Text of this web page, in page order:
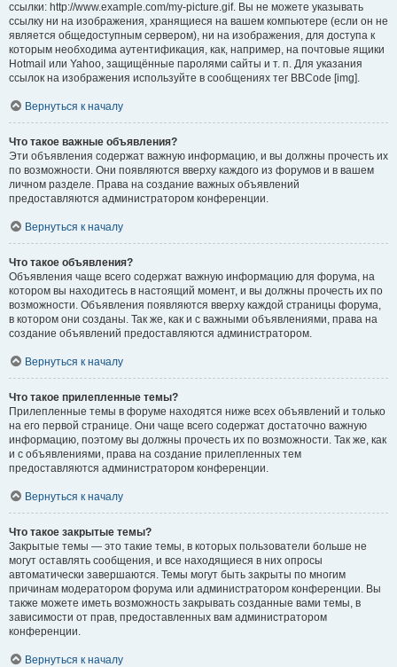
ссылки: http://www.example.com/my-picture.gif. Вы не можете указывать
ссылку ни на изображения, хранящиеся на вашем компьютере (если он не
является общедоступным сервером), ни на изображения, для доступа к
которым необходима аутентификация, как, например, на почтовые ящики
Hotmail или Yahoo, защищённые паролями сайты и т. п. Для указания
ссылок на изображения используйте в сообщениях тег BBCode [img].
Вернуться к началу
Что такое важные объявления?
Эти объявления содержат важную информацию, и вы должны прочесть их
по возможности. Они появляются вверху каждого из форумов и в вашем
личном разделе. Права на создание важных объявлений
предоставляются администратором конференции.
Вернуться к началу
Что такое объявления?
Объявления чаще всего содержат важную информацию для форума, на
котором вы находитесь в настоящий момент, и вы должны прочесть их по
возможности. Объявления появляются вверху каждой страницы форума,
в котором они созданы. Так же, как и с важными объявлениями, права на
создание объявлений предоставляются администратором.
Вернуться к началу
Что такое прилепленные темы?
Прилепленные темы в форуме находятся ниже всех объявлений и только
на его первой странице. Они чаще всего содержат достаточно важную
информацию, поэтому вы должны прочесть их по возможности. Так же, как
и с объявлениями, права на создание прилепленных тем
предоставляются администратором конференции.
Вернуться к началу
Что такое закрытые темы?
Закрытые темы — это такие темы, в которых пользователи больше не
могут оставлять сообщения, и все находящиеся в них опросы
автоматически завершаются. Темы могут быть закрыты по многим
причинам модератором форума или администратором конференции. Вы
также можете иметь возможность закрывать созданные вами темы, в
зависимости от прав, предоставленных вам администратором
конференции.
Вернуться к началу